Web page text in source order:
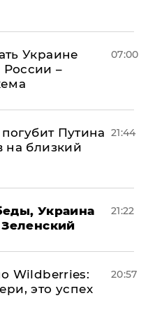
Украине
–
07:00
Путина
на близкий
21:44
Украина
21:22
Wildberries:
это успех
20:57